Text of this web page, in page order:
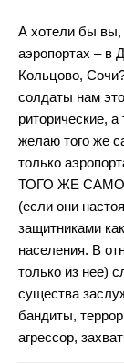
А хотели бы вы,
аэропортах – в
Кольцово,
солдаты нам
риторические,
желаю того же
только
ТОГО ЖЕ
(если они
защитниками
населения. В
только из
существа
бандиты,
агрессор,